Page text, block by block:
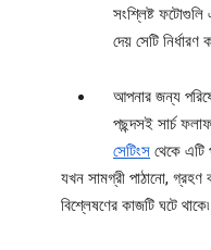
সংশ্লিষ্ট ফটোগুলি
দেয় সেটি নির্ধারণ
আপনার জন্য
পছন্দসই সার্চ
সেটিংস থেকে এটি
যখন সামগ্রী পাঠানো,
বিশ্লেষণের কাজটি ঘটে থাকে৷